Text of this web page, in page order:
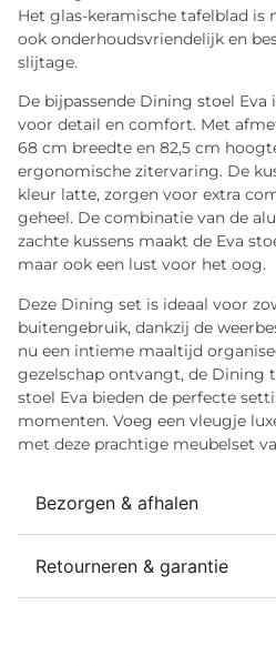
Het glas-keramische tafelblad is
ook onderhoudsvriendelijk en
slijtage.
De bijpassende Dining stoel
voor detail en comfort. Met
68 cm breedte en 82,5 cm
ergonomische zitervaring. De
kleur latte, zorgen voor extra
geheel. De combinatie van de
zachte kussens maakt de Eva
maar ook een lust voor het oog.
Deze Dining set is ideaal voor
buitengebruik, dankzij de
nu een intieme maaltijd
gezelschap ontvangt, de Dining
stoel Eva bieden de perfecte
momenten. Voeg een vleugje
met deze prachtige meubelset
Bezorgen & afhalen
Retourneren & garantie